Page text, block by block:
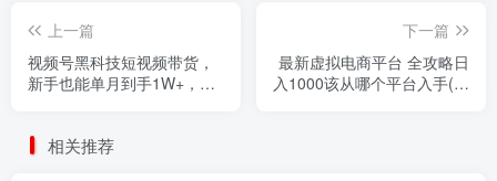
上一篇
视频号黑科技短视频带货，
新手也能单月到手1W+，一
下一篇
最新虚拟电商平台 全攻略日
入1000该从哪个平台入手(淘
相关推荐